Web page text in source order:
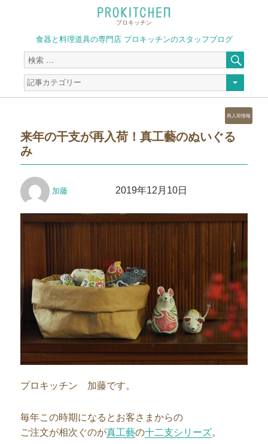
プロキッチン
食器と料理道具の専門店 プロキッチンのスタッフブログ
検
索
対
象:
索
来年の干支が再入荷！真工藝のぬいぐる
み
稿加藤 2019年12月10日
カ
テ
ゴ
ー
再入荷情報
プロキッチン 加藤です。
毎年この時期になるとお客さまからの
ご注文が相次ぐのが真工藝の十二支シリーズ。